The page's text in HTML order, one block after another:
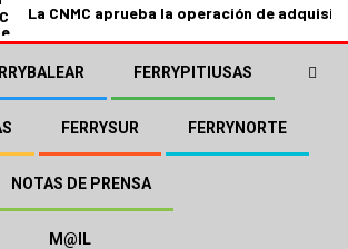
La CNMC aprueba la operación de
FERRYPITIUSAS
FERRYSUR FERRYNORTE
NOTAS DE PRENSA
M@IL